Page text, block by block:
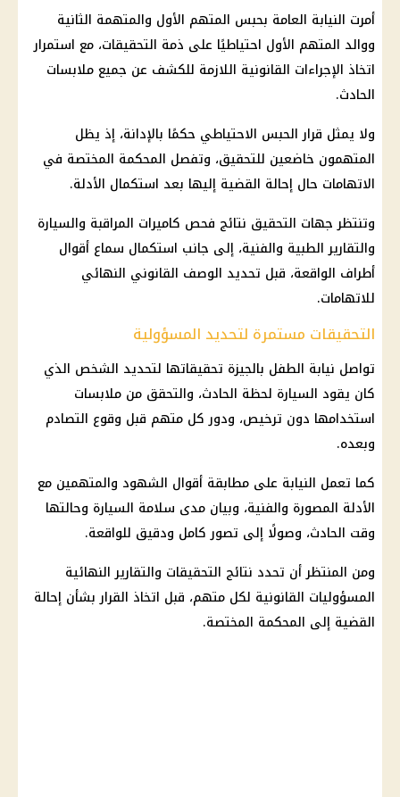
أمرت النيابة العامة بحبس المتهم الأول والمتهمة الثانية
ووالد المتهم الأول احتياطيًا على ذمة التحقيقات، مع استمرار
اتخاذ الإجراءات القانونية اللازمة للكشف عن جميع ملابسات
الحادث.
ولا يمثل قرار الحبس الاحتياطي حكمًا بالإدانة، إذ يظل
المتهمون خاضعين للتحقيق، وتفصل المحكمة المختصة في
الاتهامات حال إحالة القضية إليها بعد استكمال الأدلة.
وتنتظر جهات التحقيق نتائج فحص كاميرات المراقبة والسيارة
والتقارير الطبية والفنية، إلى جانب استكمال سماع أقوال
أطراف الواقعة، قبل تحديد الوصف القانوني النهائي
للاتهامات.
التحقيقات مستمرة لتحديد المسؤولية
تواصل نيابة الطفل بالجيزة تحقيقاتها لتحديد الشخص الذي
كان يقود السيارة لحظة الحادث، والتحقق من ملابسات
استخدامها دون ترخيص، ودور كل متهم قبل وقوع التصادم
وبعده.
كما تعمل النيابة على مطابقة أقوال الشهود والمتهمين مع
الأدلة المصورة والفنية، وبيان مدى سلامة السيارة وحالتها
وقت الحادث، وصولًا إلى تصور كامل ودقيق للواقعة.
ومن المنتظر أن تحدد نتائج التحقيقات والتقارير النهائية
المسؤوليات القانونية لكل متهم، قبل اتخاذ القرار بشأن إحالة
القضية إلى المحكمة المختصة.